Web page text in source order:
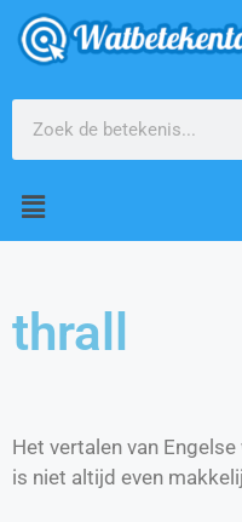
thrall
Het vertalen van
is niet altijd even